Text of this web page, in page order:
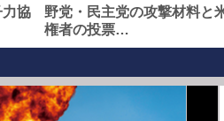
協
野党・民主党の攻撃材料と
権者の投票…